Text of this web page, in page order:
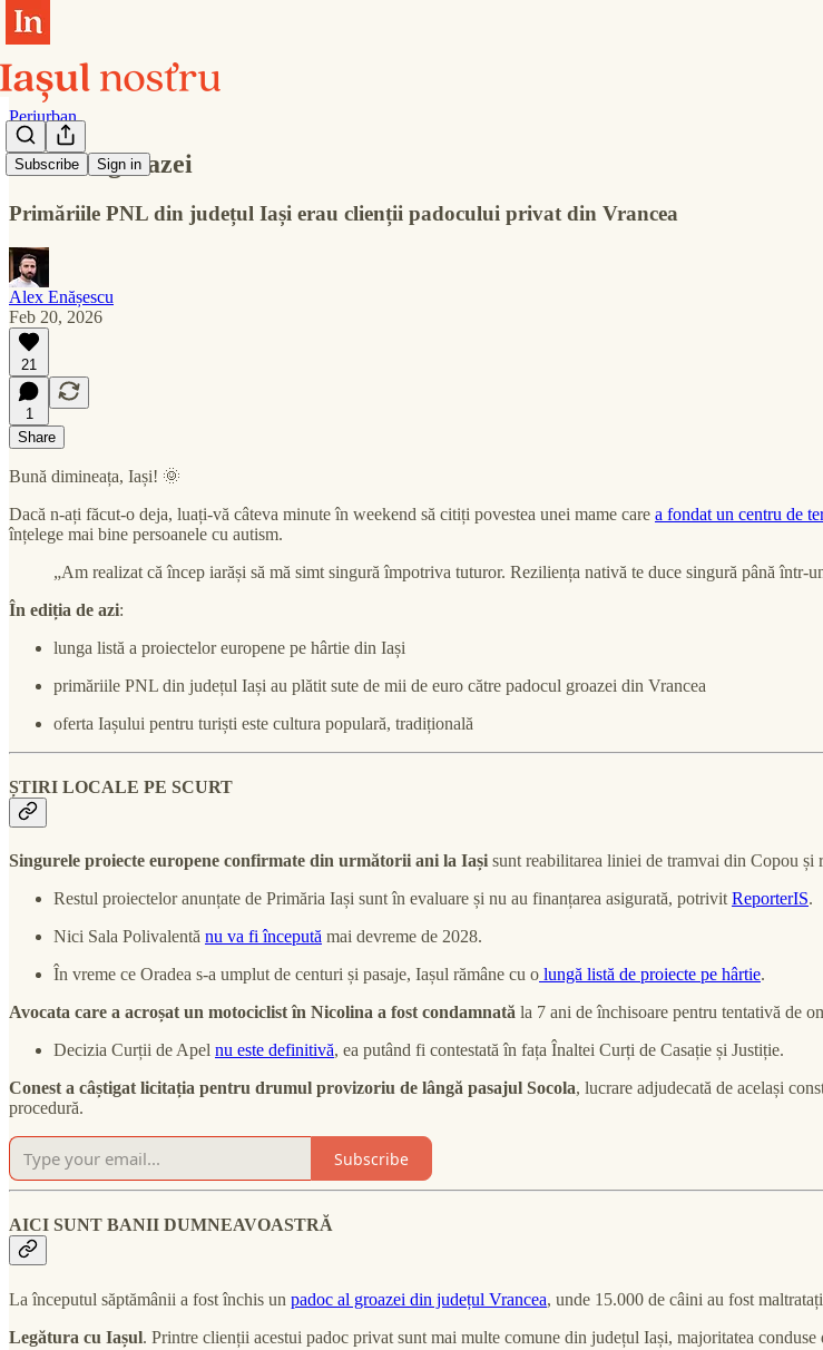
Subscribe Sign in
Periurban
Padocul groazei
Primăriile PNL din județul Iași erau clienții padocului privat din Vrancea
Alex Enășescu
Feb 20, 2026
21
1
Share
Bună dimineața, Iași! 🌞
Dacă n-ați făcut-o deja, luați-vă câteva minute în weekend să citiți povestea unei mame care a fondat un centru de
înțelege mai bine persoanele cu autism.
„Am realizat că încep iarăși să mă simt singură împotriva tuturor. Reziliența nativă te duce singură până într-
În ediția de azi:
lunga listă a proiectelor europene pe hârtie din Iași
primăriile PNL din județul Iași au plătit sute de mii de euro către padocul groazei din Vrancea
oferta Iașului pentru turiști este cultura populară, tradițională
ȘTIRI LOCALE PE SCURT
Singurele proiecte europene confirmate din următorii ani la Iași sunt reabilitarea liniei de tramvai din Copou
Restul proiectelor anunțate de Primăria Iași sunt în evaluare și nu au finanțarea asigurată, potrivit ReporterIS.
Nici Sala Polivalentă nu va fi începută mai devreme de 2028.
În vreme ce Oradea s-a umplut de centuri și pasaje, Iașul rămâne cu o lungă listă de proiecte pe hârtie.
Avocata care a acroșat un motociclist în Nicolina a fost condamnată la 7 ani de închisoare pentru tentativă de
Decizia Curții de Apel nu este definitivă, ea putând fi contestată în fața Înaltei Curți de Casație și Justiție.
Conest a câștigat licitația pentru drumul provizoriu de lângă pasajul Socola, lucrare adjudecată de același
procedură.
Subscribe
AICI SUNT BANII DUMNEAVOASTRĂ
La începutul săptămânii a fost închis un padoc al groazei din județul Vrancea, unde 15.000 de câini au fost
Legătura cu Iașul. Printre clienții acestui padoc privat sunt mai multe comune din județul Iași, majoritatea